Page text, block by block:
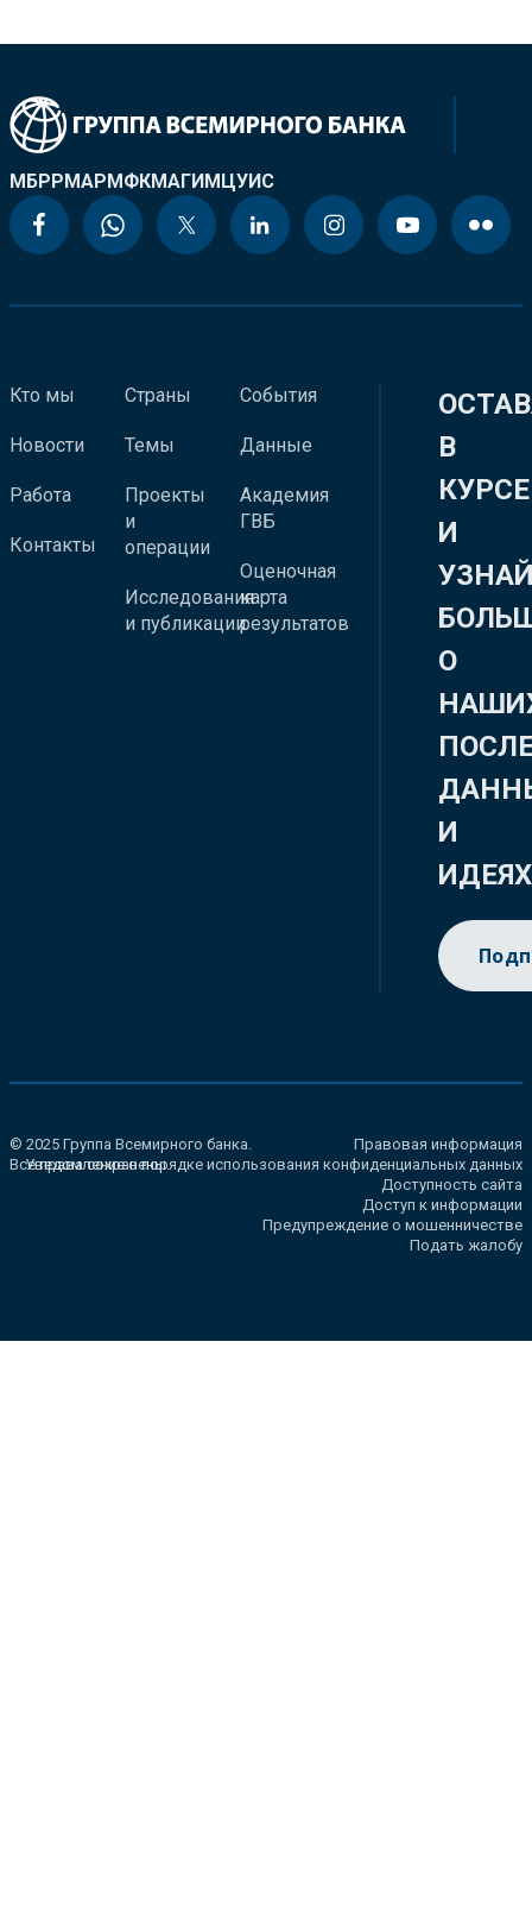
МБРРМАРМФКМАГИМЦУИС
Кто мы
Новости
Работа
Контакты
Страны
Темы
Проекты
и
операции
Исследования
и публикации
События
Данные
Академия
ГВБ
Оценочная
карта
результатов
В
КУРСЕ
И
О
И
ИДЕЯХ
© 2025 Группа Всемирного банка.
Все права сохранены.
Правовая информация
Уведомление о порядке использования конфиденциальных данных
Доступность сайта
Доступ к информации
Предупреждение о мошенничестве
Подать жалобу